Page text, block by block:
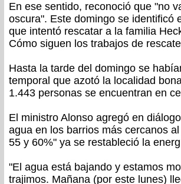
En ese sentido, reconoció que "no
oscura". Este domingo se identificó
que intentó rescatar a la familia
Cómo siguen los trabajos de
Hasta la tarde del domingo se
temporal que azotó la localidad
1.443 personas se encuentran en
El ministro Alonso agregó en
agua en los barrios más cercanos
55 y 60%" ya se restableció la
"El agua está bajando y estamos
trajimos. Mañana (por este lunes)